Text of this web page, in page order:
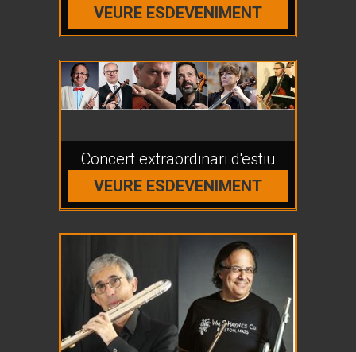
VEURE ESDEVENIMENT
Concert extraordinari d'estiu
VEURE ESDEVENIMENT